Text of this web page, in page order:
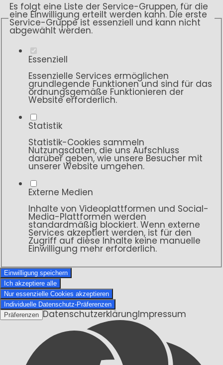
Es folgt eine Liste der Service-Gruppen, für die
eine Einwilligung erteilt werden kann. Die erste
Service-Gruppe ist essenziell und kann nicht
abgewählt werden.
Essenziell
Essenzielle Services ermöglichen
grundlegende Funktionen und sind für das
ordnungsgemäße Funktionieren der
Website erforderlich.
Statistik
Statistik-Cookies sammeln
Nutzungsdaten, die uns Aufschluss
darüber geben, wie unsere Besucher mit
unserer Website umgehen.
Externe Medien
Inhalte von Videoplattformen und Social-
Media-Plattformen werden
standardmäßig blockiert. Wenn externe
Services akzeptiert werden, ist für den
Zugriff auf diese Inhalte keine manuelle
Einwilligung mehr erforderlich.
Einwilligung speichern
Ich akzeptiere alle
Nur essenzielle Cookies akzeptieren
Individuelle Datenschutz-Präferenzen
Präferenzen DatenschutzerklärungImpressum